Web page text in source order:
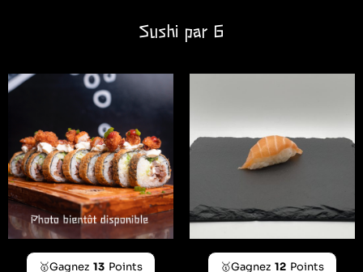
Sushi par 6
🥇Gagnez 13 Points 🥇Gagnez 12 Points